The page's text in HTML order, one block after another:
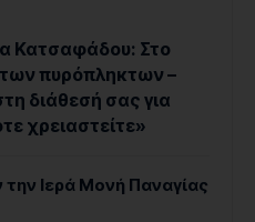
Κατσαφάδου: Στο
πυρόπληκτων –
διάθεσή σας για
χρειαστείτε»
Ιερά Μονή Παναγίας